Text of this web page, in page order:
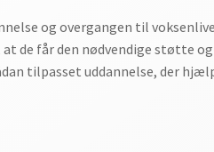
og overgangen til
de får den nødvendige støtte
tilpasset uddannelse, der